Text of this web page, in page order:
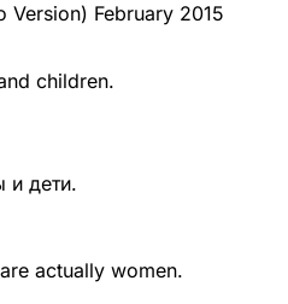
Version) February 2015
children.
и дети.
actually women.